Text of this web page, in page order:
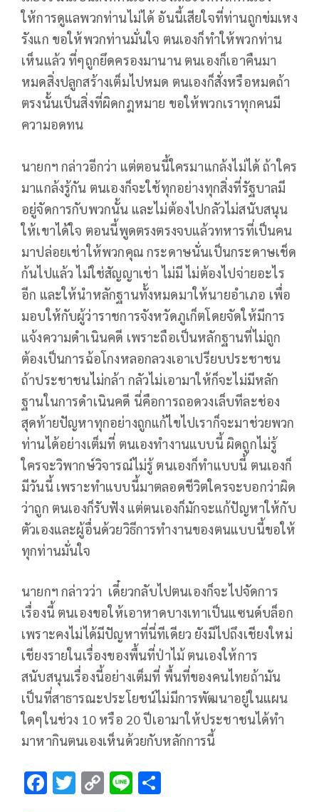
ให้การดูแลพวกท่านไม่ได้ อันนี้เสียใจที่ท่านถูกข่มเหง
รังแก ขอให้พวกท่านมั่นใจ ตนเองก็ทำให้พวกท่าน
เห็นแล้ว ที่ๆถูกยึดครองมานาน ตนเองก็เอาคืนมา
หมดสิ่งปลูกสร้างเต็มไปหมด ตนเองก็สั่งหรือหมดถ้า
ตรงนั้นเป็นสิ่งที่ผิดกฎหมาย ขอให้พวกเราทุกคนมี
ความอดทน
นายกฯ กล่าวอีกว่า แต่ตอนนี้ใครมาแกล้งไม่ได้ ถ้าใคร
มาแกล้งรู้กัน ตนเองก็จะใช้ทุกอย่างทุกสิ่งที่รัฐบาลมี
อยู่จัดการกับพวกนั้น และไม่ต้องไปกลัวไม่สนับสนุน
ให้เขาได้ใจ ตอนนี้พูดตรงตรงจบแล้วทหารที่เป็นคน
มาปล่อยเช่าให้พวกคุณ กระดาษนั่นเป็นกระดาษเช็ด
ก้นไปแล้ว ไม่ใช่สัญญาเช่า ไม่มี ไม่ต้องไปจ่ายอะไร
อีก และให้นำหลักฐานทั้งหมดมาให้นายอำเภอ เพื่อ
มอบให้กับผู้ว่าราชการจังหวัดภูเก็ตโดยจัดให้มีการ
แจ้งความดำเนินคดี เพราะถือเป็นหลักฐานที่ไม่ถูก
ต้องเป็นการฉ้อโกงหลอกลวงเอาเปรียบประชาชน
ถ้าประชาชนไม่กล้า กลัวไม่เอามาให้ก็จะไม่มีหลัก
ฐานในการดำเนินคดี นี่คือการถอดวงเล็บทีละช่อง
สุดท้ายปัญหาทุกอย่างถูกแก้ไขไปเราก็จะมาช่วยพวก
ท่านได้อย่างเต็มที่ ตนเองทำงานแบบนี้ ผิดถูกไม่รู้
ใครจะวิพากษ์วิจารณ์ไม่รู้ ตนเองก็ทำแบบนี้ ตนเองก็
มีวันนี้ เพราะทำแบบนี้มาตลอดชีวิตใครจะบอกว่าผิด
ว่าถูก ตนเองก็รับฟัง แต่ตนเองก็มักจะแก้ปัญหาให้กับ
ตัวเองและผู้อื่นด้วยวิธีการทำงานของตนแบบนี้ขอให้
ทุกท่านมั่นใจ
นายกฯ กล่าวว่า เดี๋ยวกลับไปตนเองก็จะไปจัดการ
เรื่องนี้ ตนเองขอให้เอาหาดบางเทาเป็นแซนด์บล็อก
เพราะคงไม่ได้มีปัญหาที่นี่ทีเดียว ยังมีไปถึงเชียงใหม่
เชียงรายในเรื่องของพื้นที่ป่าไม้ ตนเองให้การ
สนับสนุนเรื่องนี้อย่างเต็มที่ พื้นที่ของคนไทยถ้ามัน
เป็นที่สาธารณะประโยชน์ไม่มีการพัฒนาอยู่ในแผน
ใดๆในช่วง 10 หรือ 20 ปีเอามาให้ประชาชนได้ทำ
มาหากินตนเองเห็นด้วยกับหลักการนี้
F T C Li